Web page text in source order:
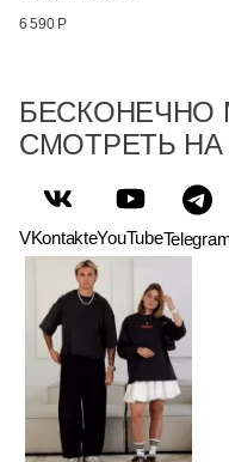
6 590 Р
СМОТРЕТЬ НА
VKontakteYouTube